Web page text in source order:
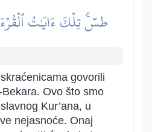
طسٓۚ تِلۡكَ ءَايَٰتُ
govorili
Ovo što smo
Kur’ana, u
nejasnoće. Onaj